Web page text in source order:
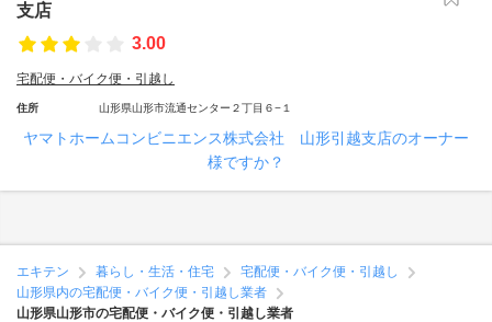
支店
3.00
宅配便・バイク便・引越し
住所 山形県山形市流通センター２丁目６−１
ヤマトホームコンビニエンス株式会社 山形引越支店のオーナー
様ですか？
エキテン 暮らし・生活・住宅
宅配便・バイク便・引越し
山形県内の宅配便・バイク便・引越し業者
山形県山形市の宅配便・バイク便・引越し業者